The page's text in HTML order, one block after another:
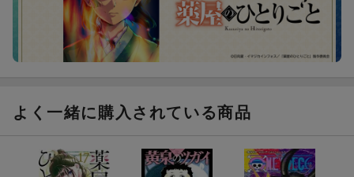
条件達成で楽天限定・宝塚歌劇 宙組貸切公演ペアチケット
が当たる
よく一緒に購入されている商品